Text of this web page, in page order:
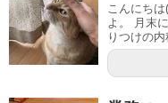
こんにち
よ。 月末
りつけの内